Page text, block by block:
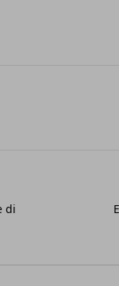
di